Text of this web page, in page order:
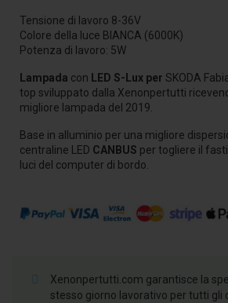
Tensione di lavoro 8-36V
Colore della luce BIANCA (6000K)
Potenza di lavoro: 5W
Lampada con LED S-Lux per SKODA
top sviluppato dalla Xenonpertutti
migliore lampada del 2019.
Base in alluminio per una migliore
centraline LED CANBUS per togliere il
luci del computer di bordo.
Xenonpertutti.com garantisce la
stesso giorno lavorativo per tutti gli